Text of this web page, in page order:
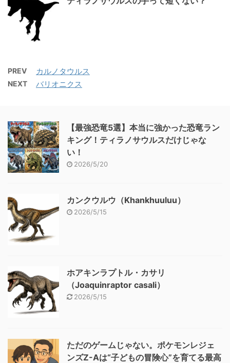
PREV カルノタウルス
NEXT バリオニクス
【最強恐竜5選】本当に強かった恐竜ラン
キング！ティラノサウルスだけじゃな
い！
2026/5/20
カンクウルウ（Khankhuuluu）
2026/5/15
ホアキンラプトル・カサリ
（Joaquinraptor casali）
2026/5/15
ただのゲームじゃない。ポケモンレジェ
ンズZ-Aは“子どもの冒険心”を育てる最高